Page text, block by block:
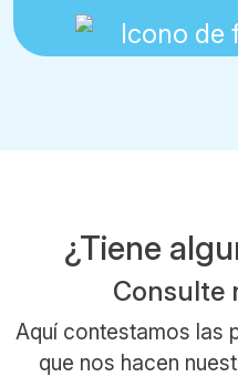
¿Tiene
Consulte
Aquí contestamos las
que nos hacen